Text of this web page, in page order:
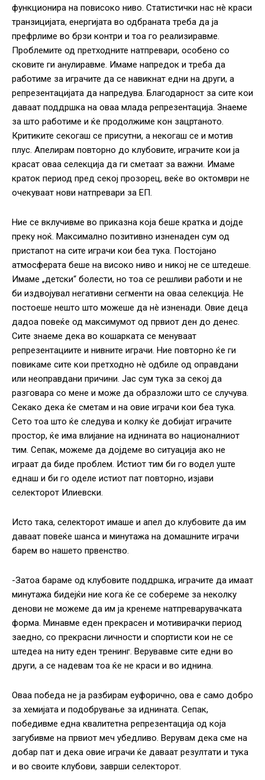
функционира на повисоко ниво. Статистички нас нè краси
транзицијата, енергијата во одбраната треба да ја
префрлиме во брзи контри и тоа го реализиравме.
Проблемите од претходните натпревари, особено со
сковите ги анулиравме. Имаме напредок и треба да
работиме за играчите да се навикнат едни на други, а
репрезентацијата да напредува. Благодарност за сите кои
даваат поддршка на оваа млада репрезентација. Знаеме
за што работиме и ќе продолжиме кон зацртаното.
Критиките секогаш се присутни, а некогаш се и мотив
плус. Апелирам повторно до клубовите, играчите кои ја
красат оваа селекција да ги сметаат за важни. Имаме
краток период пред секој прозорец, веќе во октомври не
очекуваат нови натпревари за ЕП.
Ние се вклучивме во приказна која беше кратка и дојде
преку ноќ. Максимално позитивно изненаден сум од
пристапот на сите играчи кои беа тука. Постојано
атмосферата беше на високо ниво и никој не се штедеше.
Имаме „детски“ болести, но тоа се решливи работи и не
би издвојувал негативни сегменти на оваа селекција. Не
постоеше нешто што можеше да нè изненади. Овие деца
дадоа повеќе од максимумот од првиот ден до денес.
Сите знаеме дека во кошарката се менуваат
репрезентациите и нивните играчи. Ние повторно ќе ги
повикаме сите кои претходно нè одбиле од оправдани
или неоправдани причини. Јас сум тука за секој да
разговара со мене и може да образложи што се случува.
Секако дека ќе сметам и на овие играчи кои беа тука.
Сето тоа што ќе следува и колку ќе добијат играчите
простор, ќе има влијание на иднината во националниот
тим. Сепак, можеме да дојдеме во ситуација ако не
играат да биде проблем. Истиот тим би го водел уште
еднаш и би го оделе истиот пат повторно, изјави
селекторот Илиевски.
Исто така, селекторот имаше и апел до клубовите да им
даваат повеќе шанса и минутажа на домашните играчи
барем во нашето првенство.
-Затоа бараме од клубовите поддршка, играчите да имаат
минутажа бидејќи ние кога ќе се собереме за неколку
денови не можеме да им ја кренеме натпреварувачката
форма. Минавме еден прекрасен и мотивирачки период
заедно, со прекрасни личности и спортисти кои не се
штедеа на ниту еден тренинг. Верувавме сите едни во
други, а се надевам тоа ќе не краси и во иднина.
Оваа победа не ја разбирам еуфорично, ова е само добро
за хемијата и подобрување за иднината. Сепак,
победивме една квалитетна репрезентација од која
загубивме на првиот меч убедливо. Верувам дека сме на
добар пат и дека овие играчи ќе даваат резултати и тука
и во своите клубови, заврши селекторот.